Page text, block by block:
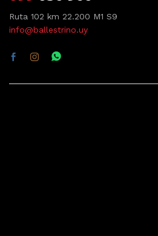
Ruta 102 km 22.200 M1 S9
info@ballestrino.uy